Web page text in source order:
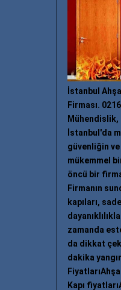
İstanbul
Firması.
Mühendislik,
İstanbul'da
güvenliğin
mükemmel
öncü bir
Firmanın
kapıları,
zamanda
da dikkat
dakika
Kapı